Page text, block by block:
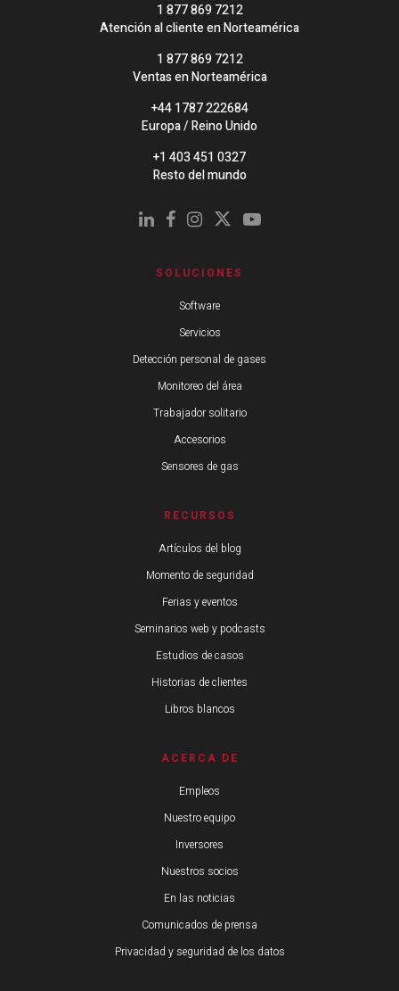
1 877 869 7212
Atención al cliente en Norteamérica
1 877 869 7212
Ventas en Norteamérica
+44 1787 222684
Europa / Reino Unido
+1 403 451 0327
Resto del mundo
SOLUCIONES
Software
Servicios
Detección personal de gases
Monitoreo del área
Trabajador solitario
Accesorios
Sensores de gas
RECURSOS
Artículos del blog
Momento de seguridad
Ferias y eventos
Seminarios web y podcasts
Estudios de casos
Historias de clientes
Libros blancos
ACERCA DE
Empleos
Nuestro equipo
Inversores
Nuestros socios
En las noticias
Comunicados de prensa
Privacidad y seguridad de los datos